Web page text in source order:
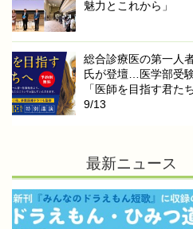
魅力とこれから」
総合診療医の第一人
氏が登壇…医学部受
「医師を目指す君た
9/13
最新ニュース